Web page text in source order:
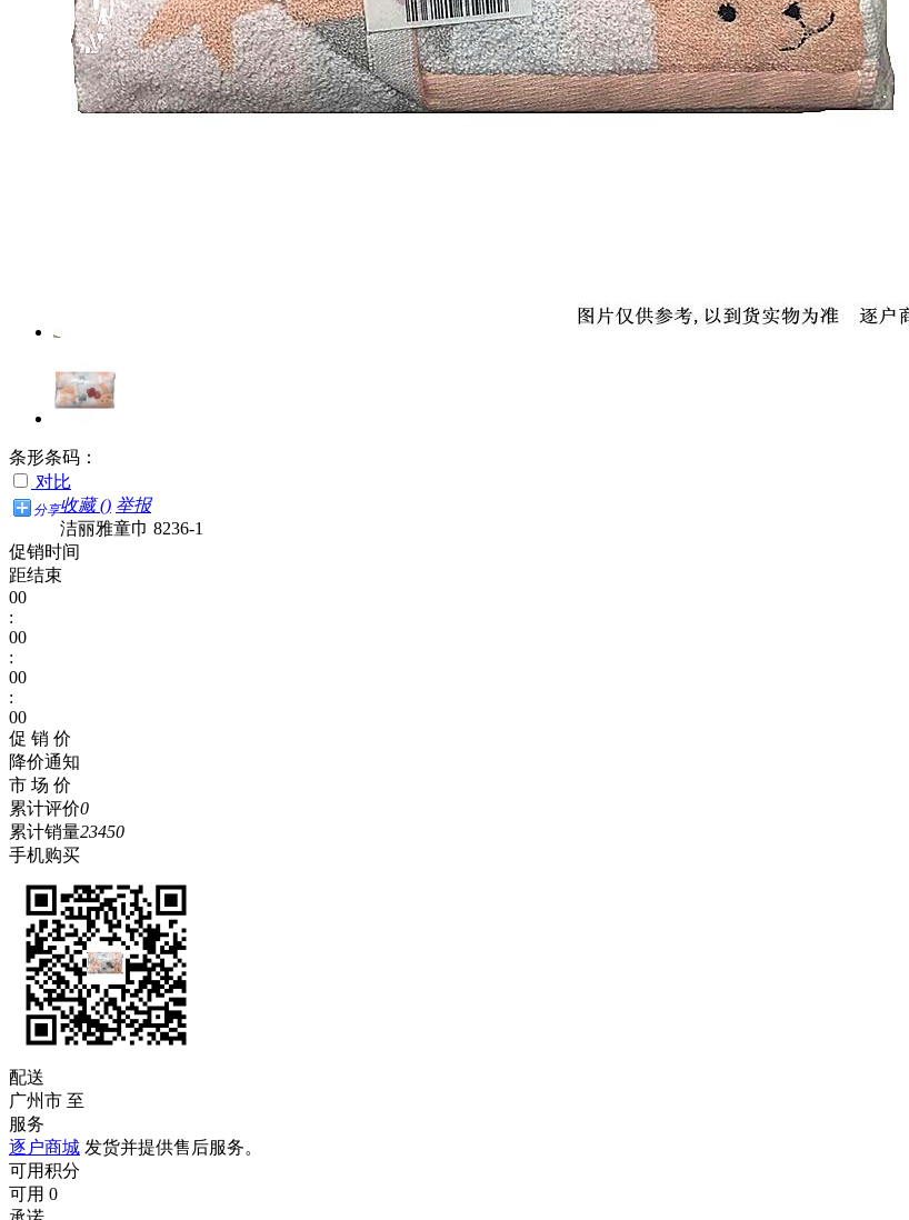
条形条码：
对比
收藏 ()
分享
举报
洁丽雅童巾 8236-1
促销时间
距结束
00
:
00
:
00
:
00
促 销 价
降价通知
市 场 价
累计评价0
累计销量23450
手机购买
配送
广州市 至
服务
逐户商城 发货并提供售后服务。
可用积分
可用 0